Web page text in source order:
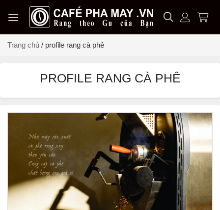
đến
dungTrang chủ / profile rang cà phê
PROFILE RANG CÀ PHÊ